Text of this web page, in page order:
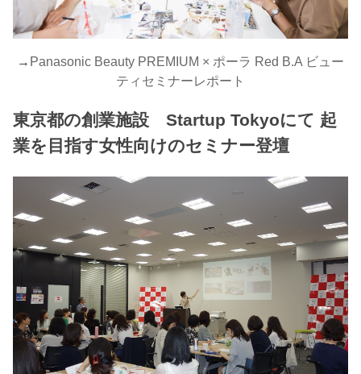
→ Panasonic Beauty PREMIUM × ポーラ Red B.A ビュー
ティセミナーレポート
東京都の創業施設 Startup Tokyoにて 起
業を目指す女性向けのセミナー登壇